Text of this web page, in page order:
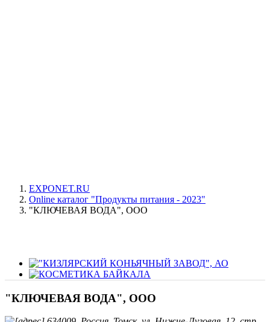
EXPONET.RU
Online каталог "Продукты питания - 2023"
"КЛЮЧЕВАЯ ВОДА", ООО
"КЛЮЧЕВАЯ ВОДА", ООО